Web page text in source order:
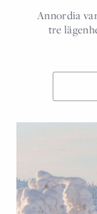
Annordia
tre